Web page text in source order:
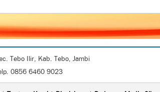
Tebo Ilir, Kab. Tebo, Jambi
0856 6460 9023